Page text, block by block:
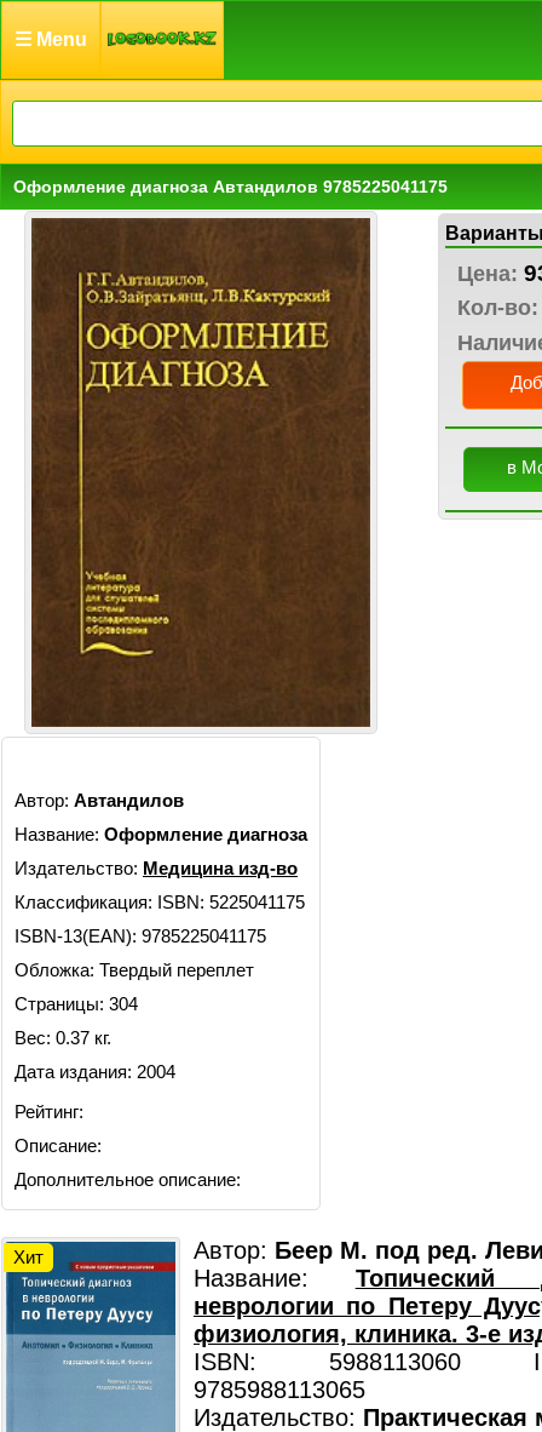
☰ Menu
Оформление диагноза Автандилов 9785225041175
Цена:
Кол-во:
в
Автор: Автандилов
Название: Оформление диагноза
Издательство: Медицина изд-во
Классификация:
ISBN: 5225041175
ISBN-13(EAN): 9785225041175
Обложка: Твердый переплет
Страницы: 304
Вес: 0.37 кг.
Дата издания: 2004
Рейтинг:
Описание:
Дополнительное описание:
Хит Автор: Беер М. под ред.
Название:
неврологии по Петеру
физиология, клиника. 3-е
ISBN: 5988113060
9785988113065
Издательство: Практическая